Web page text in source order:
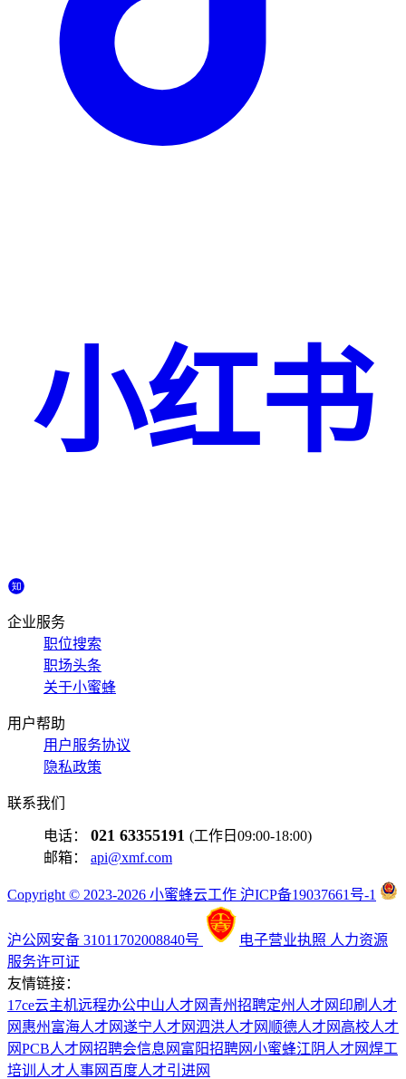
小红书
企业服务
职位搜索
职场头条
关于小蜜蜂
用户帮助
用户服务协议
隐私政策
联系我们
电话： 021 63355191 (工作日09:00-18:00)
邮箱： api@xmf.com
Copyright © 2023-2026 小蜜蜂云工作 沪ICP备19037661号-1
沪公网安备 31011702008840号 电子营业执照 人力资源
服务许可证
友情链接：
17ce云主机远程办公中山人才网 青州招聘定州人才网 印刷人才
网 惠州富海人才网遂宁人才网泗洪人才网 顺德人才网 高校人才
网PCB人才网招聘会信息网 富阳招聘网小蜜蜂江阴人才网焊工
培训 人才人事网 百度人才引进网